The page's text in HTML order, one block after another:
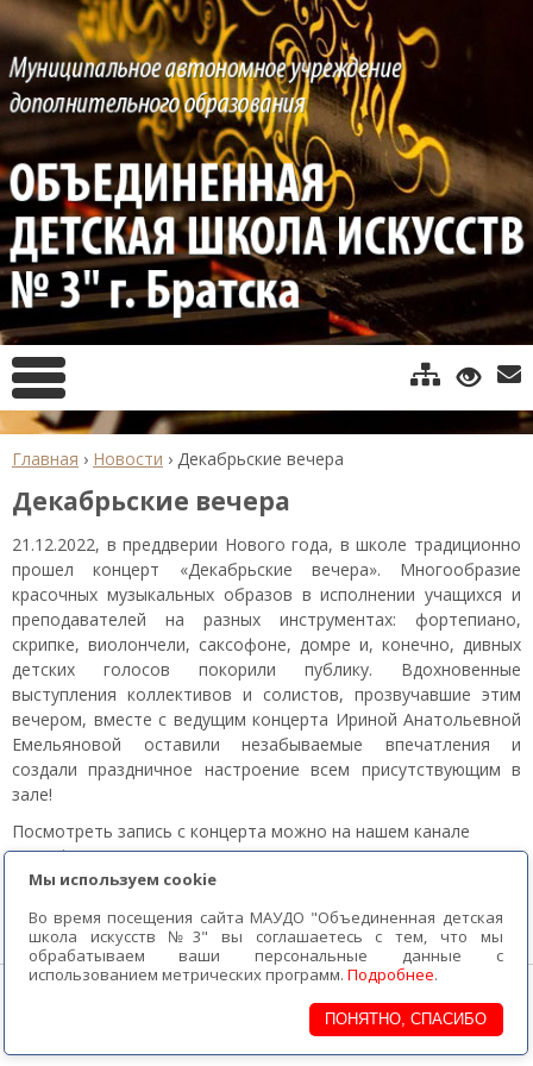
Главная › Новости › Декабрьские вечера
Декабрьские вечера
21.12.2022, в преддверии Нового года, в школе традиционно
прошел концерт «Декабрьские вечера». Многообразие
красочных музыкальных образов в исполнении учащихся и
преподавателей на разных инструментах: фортепиано,
скрипке, виолончели, саксофоне, домре и, конечно, дивных
детских голосов покорили публику. Вдохновенные
выступления коллективов и солистов, прозвучавшие этим
вечером, вместе с ведущим концерта Ириной Анатольевной
Емельяновой оставили незабываемые впечатления и
создали праздничное настроение всем присутствующим в
зале!
Посмотреть запись с концерта можно на нашем канале
YouTube
МАУ ДО «ОДШИ № 3» г. Братска
2018г.
Мы используем cookie
Во время посещения сайта МАУДО "Объединенная детская
школа искусств №3" вы соглашаетесь с тем, что мы
обрабатываем ваши персональные данные с
использованием метрических программ. Подробнее.
ПОНЯТНО, СПАСИБО